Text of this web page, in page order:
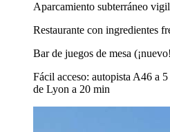
Aparcamiento subterráneo
Restaurante con ingredientes
Bar de juegos de mesa
Fácil acceso: autopista A46 a
de Lyon a 20 min